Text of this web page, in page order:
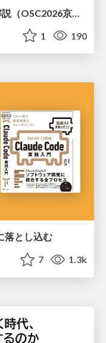
1 190
落とし込む
7 1.3k